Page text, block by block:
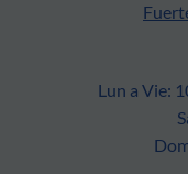
Lun a Vie: